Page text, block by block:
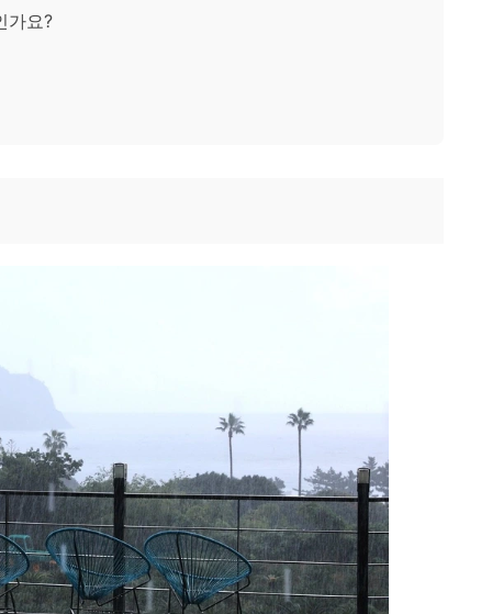
가요?